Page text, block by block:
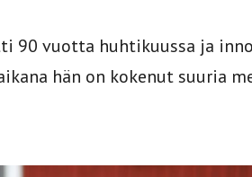
90 vuotta huhtikuussa ja
hän on kokenut suuria